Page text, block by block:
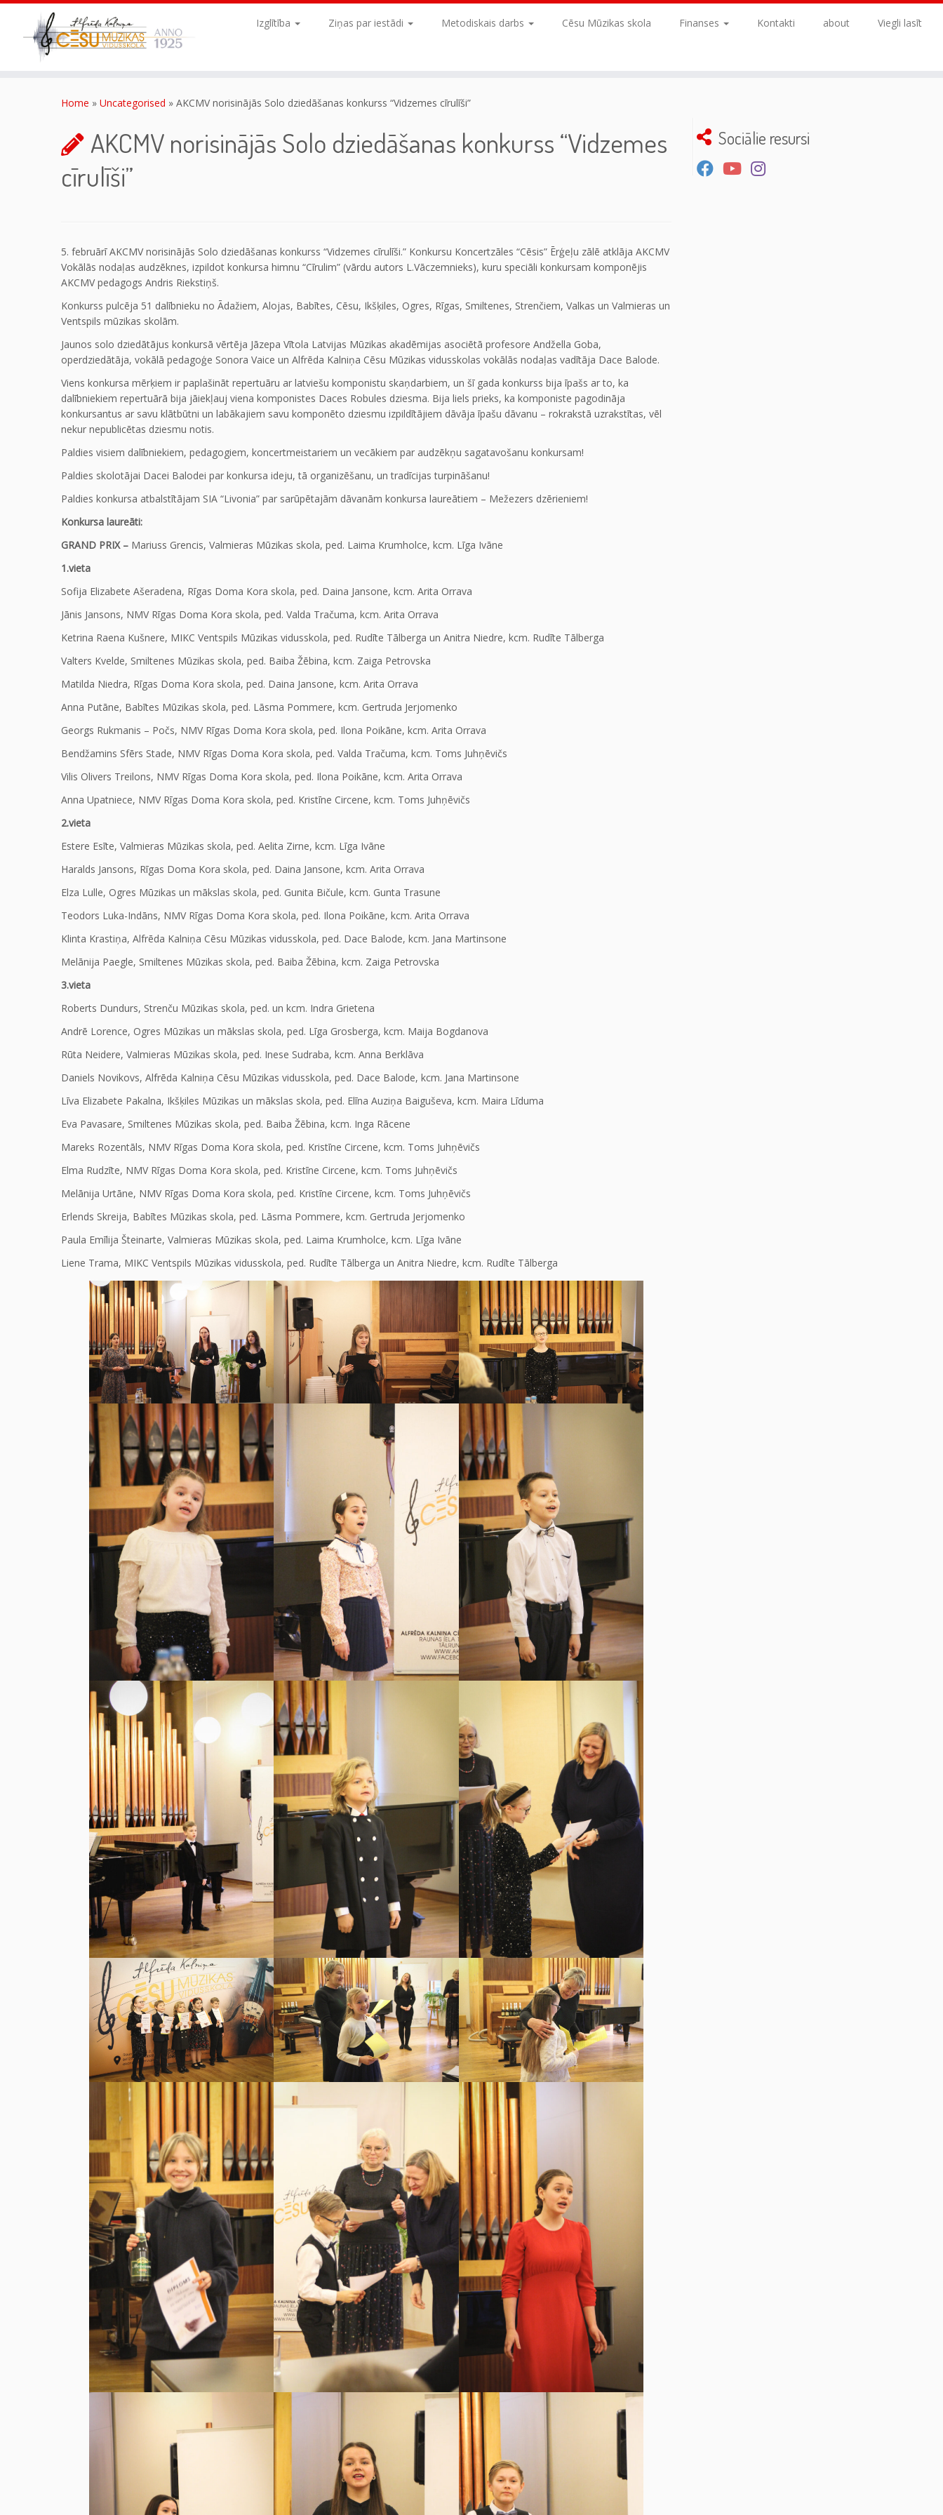
Skip
content
Izglītība Ziņas par iestādi Metodiskais darbs Cēsu Mūzikas skola Finanses Kontakti about Viegli lasīt
Home » Uncategorised » AKCMV norisinājās Solo dziedāšanas konkurss “Vidzemes cīrulīši”
AKCMV norisinājās Solo dziedāšanas konkurss “Vidzemes
cīrulīši”
5. februārī AKCMV norisinājās Solo dziedāšanas konkurss “Vidzemes cīrulīši.” Konkursu Koncertzāles “Cēsis” Ērģeļu zālē atklāja AKCMV
Vokālās nodaļas audzēknes, izpildot konkursa himnu “Cīrulim” (vārdu autors L.Vāczemnieks), kuru speciāli konkursam komponējis
AKCMV pedagogs Andris Riekstiņš.
Konkurss pulcēja 51 dalībnieku no Ādažiem, Alojas, Babītes, Cēsu, Ikšķiles, Ogres, Rīgas, Smiltenes, Strenčiem, Valkas un Valmieras un
Ventspils mūzikas skolām.
Jaunos solo dziedātājus konkursā vērtēja Jāzepa Vītola Latvijas Mūzikas akadēmijas asociētā profesore Andžella Goba,
operdziedātāja, vokālā pedagoģe Sonora Vaice un Alfrēda Kalniņa Cēsu Mūzikas vidusskolas vokālās nodaļas vadītāja Dace Balode.
Viens konkursa mērķiem ir paplašināt repertuāru ar latviešu komponistu skaņdarbiem, un šī gada konkurss bija īpašs ar to, ka
dalībniekiem repertuārā bija jāiekļauj viena komponistes Daces Robules dziesma. Bija liels prieks, ka komponiste pagodināja
konkursantus ar savu klātbūtni un labākajiem savu komponēto dziesmu izpildītājiem dāvāja īpašu dāvanu – rokrakstā uzrakstītas, vēl
nekur nepublicētas dziesmu notis.
Paldies visiem dalībniekiem, pedagogiem, koncertmeistariem un vecākiem par audzēkņu sagatavošanu konkursam!
Paldies skolotājai Dacei Balodei par konkursa ideju, tā organizēšanu, un tradīcijas turpināšanu!
Paldies konkursa atbalstītājam SIA “Livonia” par sarūpētajām dāvanām konkursa laureātiem – Mežezers dzērieniem!
Konkursa laureāti:
GRAND PRIX – Mariuss Grencis, Valmieras Mūzikas skola, ped. Laima Krumholce, kcm. Līga Ivāne
1.vieta
Sofija Elizabete Ašeradena, Rīgas Doma Kora skola, ped. Daina Jansone, kcm. Arita Orrava
Jānis Jansons, NMV Rīgas Doma Kora skola, ped. Valda Tračuma, kcm. Arita Orrava
Ketrina Raena Kušnere, MIKC Ventspils Mūzikas vidusskola, ped. Rudīte Tālberga un Anitra Niedre, kcm. Rudīte Tālberga
Valters Kvelde, Smiltenes Mūzikas skola, ped. Baiba Žēbina, kcm. Zaiga Petrovska
Matilda Niedra, Rīgas Doma Kora skola, ped. Daina Jansone, kcm. Arita Orrava
Anna Putāne, Babītes Mūzikas skola, ped. Lāsma Pommere, kcm. Gertruda Jerjomenko
Georgs Rukmanis – Počs, NMV Rīgas Doma Kora skola, ped. Ilona Poikāne, kcm. Arita Orrava
Bendžamins Sfērs Stade, NMV Rīgas Doma Kora skola, ped. Valda Tračuma, kcm. Toms Juhņēvičs
Vilis Olivers Treilons, NMV Rīgas Doma Kora skola, ped. Ilona Poikāne, kcm. Arita Orrava
Anna Upatniece, NMV Rīgas Doma Kora skola, ped. Kristīne Circene, kcm. Toms Juhņēvičs
2.vieta
Estere Esīte, Valmieras Mūzikas skola, ped. Aelita Zirne, kcm. Līga Ivāne
Haralds Jansons, Rīgas Doma Kora skola, ped. Daina Jansone, kcm. Arita Orrava
Elza Lulle, Ogres Mūzikas un mākslas skola, ped. Gunita Bičule, kcm. Gunta Trasune
Teodors Luka-Indāns, NMV Rīgas Doma Kora skola, ped. Ilona Poikāne, kcm. Arita Orrava
Klinta Krastiņa, Alfrēda Kalniņa Cēsu Mūzikas vidusskola, ped. Dace Balode, kcm. Jana Martinsone
Melānija Paegle, Smiltenes Mūzikas skola, ped. Baiba Žēbina, kcm. Zaiga Petrovska
3.vieta
Roberts Dundurs, Strenču Mūzikas skola, ped. un kcm. Indra Grietena
Andrē Lorence, Ogres Mūzikas un mākslas skola, ped. Līga Grosberga, kcm. Maija Bogdanova
Rūta Neidere, Valmieras Mūzikas skola, ped. Inese Sudraba, kcm. Anna Berklāva
Daniels Novikovs, Alfrēda Kalniņa Cēsu Mūzikas vidusskola, ped. Dace Balode, kcm. Jana Martinsone
Līva Elizabete Pakalna, Ikšķiles Mūzikas un mākslas skola, ped. Elīna Auziņa Baiguševa, kcm. Maira Līduma
Eva Pavasare, Smiltenes Mūzikas skola, ped. Baiba Žēbina, kcm. Inga Rācene
Mareks Rozentāls, NMV Rīgas Doma Kora skola, ped. Kristīne Circene, kcm. Toms Juhņēvičs
Elma Rudzīte, NMV Rīgas Doma Kora skola, ped. Kristīne Circene, kcm. Toms Juhņēvičs
Melānija Urtāne, NMV Rīgas Doma Kora skola, ped. Kristīne Circene, kcm. Toms Juhņēvičs
Erlends Skreija, Babītes Mūzikas skola, ped. Lāsma Pommere, kcm. Gertruda Jerjomenko
Paula Emīlija Šteinarte, Valmieras Mūzikas skola, ped. Laima Krumholce, kcm. Līga Ivāne
Liene Trama, MIKC Ventspils Mūzikas vidusskola, ped. Rudīte Tālberga un Anitra Niedre, kcm. Rudīte Tālberga
Sociālie resursi